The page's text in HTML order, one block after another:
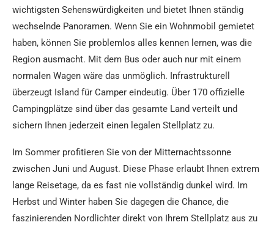
wichtigsten Sehenswürdigkeiten und bietet Ihnen ständig
wechselnde Panoramen. Wenn Sie ein Wohnmobil gemietet
haben, können Sie problemlos alles kennen lernen, was die
Region ausmacht. Mit dem Bus oder auch nur mit einem
normalen Wagen wäre das unmöglich. Infrastrukturell
überzeugt Island für Camper eindeutig. Über 170 offizielle
Campingplätze sind über das gesamte Land verteilt und
sichern Ihnen jederzeit einen legalen Stellplatz zu.
Im Sommer profitieren Sie von der Mitternachtssonne
zwischen Juni und August. Diese Phase erlaubt Ihnen extrem
lange Reisetage, da es fast nie vollständig dunkel wird. Im
Herbst und Winter haben Sie dagegen die Chance, die
faszinierenden Nordlichter direkt von Ihrem Stellplatz aus zu